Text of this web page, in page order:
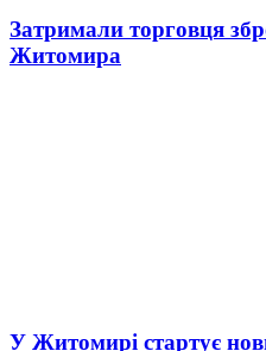
Затримали торговця
Житомира
У Житомирі стартує